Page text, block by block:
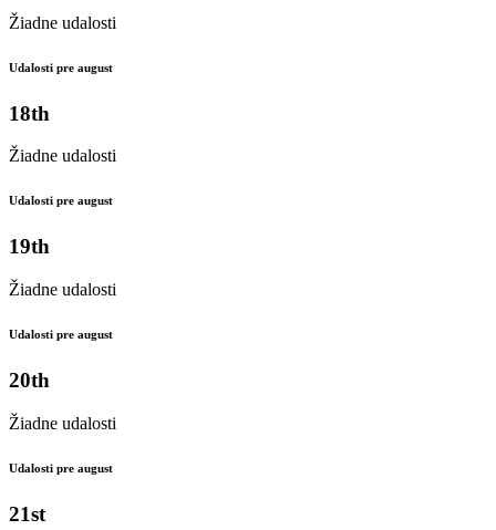
Žiadne udalosti
Udalosti pre august
18th
Žiadne udalosti
Udalosti pre august
19th
Žiadne udalosti
Udalosti pre august
20th
Žiadne udalosti
Udalosti pre august
21st